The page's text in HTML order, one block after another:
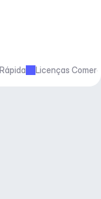
Licenças